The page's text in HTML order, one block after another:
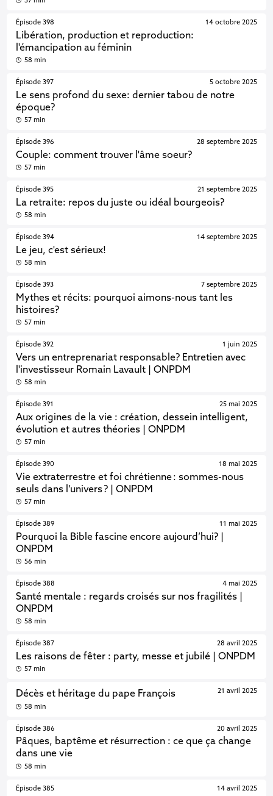
Épisode 398
Libération, production et reproduction:
l'émancipation au féminin
14 octobre 2025
58 min
Épisode 397
Le sens profond du sexe: dernier tabou de notre
époque?
5 octobre 2025
57 min
Épisode 396
Couple: comment trouver l'âme soeur?
28 septembre 2025
57 min
Épisode 395
La retraite: repos du juste ou idéal bourgeois?
21 septembre 2025
58 min
Épisode 394
Le jeu, c'est sérieux!
14 septembre 2025
58 min
Épisode 393
Mythes et récits: pourquoi aimons-nous tant les
histoires?
7 septembre 2025
57 min
Épisode 392
Vers un entreprenariat responsable? Entretien avec
l'investisseur Romain Lavault | ONPDM
1 juin 2025
58 min
Épisode 391
Aux origines de la vie : création, dessein intelligent,
évolution et autres théories | ONPDM
25 mai 2025
57 min
Épisode 390
Vie extraterrestre et foi chrétienne : sommes-nous
seuls dans l’univers ? | ONPDM
18 mai 2025
57 min
Épisode 389
Pourquoi la Bible fascine encore aujourd’hui? |
ONPDM
11 mai 2025
56 min
Épisode 388
Santé mentale : regards croisés sur nos fragilités |
ONPDM
4 mai 2025
58 min
Épisode 387
Les raisons de fêter : party, messe et jubilé | ONPDM
28 avril 2025
57 min
Décès et héritage du pape François 21 avril 2025
58 min
Épisode 386
Pâques, baptême et résurrection : ce que ça change
dans une vie
20 avril 2025
58 min
Épisode 385 14 avril 2025